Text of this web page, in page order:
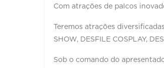
Com atrações de palcos
Teremos atrações
SHOW, DESFILE COSPLAY,
Sob o comando do